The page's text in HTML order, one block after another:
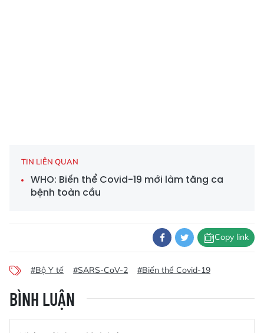
TIN LIÊN QUAN
WHO: Biến thể Covid-19 mới làm tăng ca
bệnh toàn cầu
Copy link
#Bộ Y tế #SARS-CoV-2 #Biến thể Covid-19
BÌNH LUẬN